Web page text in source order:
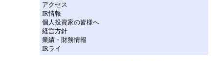
アクセス
IR情報
個人投資家の皆様へ
経営方針
業績・財務情報
IRライ